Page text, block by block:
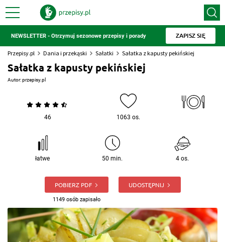
NEWSLETTER - Otrzymuj sezonowe przepisy i porady ZAPISZ SIĘ
Przepisy.pl Dania i przekąski Sałatki Sałatka z kapusty pekińskiej
Sałatka z kapusty pekińskiej
Autor:przepisy.pl
46 1063 os.
łatwe 50 min. 4 os.
POBIERZ PDF
1149 osób zapisało
UDOSTĘPNIJ